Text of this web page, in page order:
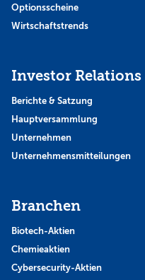
Optionsscheine
Wirtschaftstrends
Investor Relations
Berichte & Satzung
Hauptversammlung
Unternehmen
Unternehmensmitteilungen
Branchen
Biotech-Aktien
Chemieaktien
Cybersecurity-Aktien